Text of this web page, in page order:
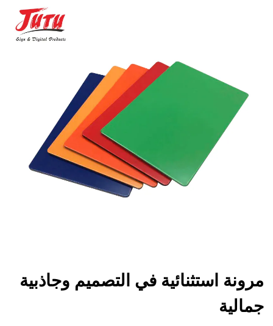
مرونة استثنائية في التصميم وجاذبية
جمالية